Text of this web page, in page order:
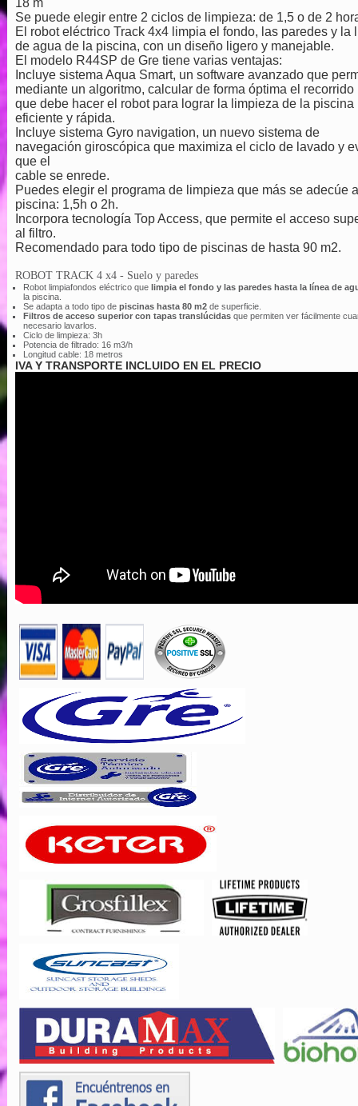
18 m
Se puede elegir entre 2 ciclos de limpieza: de 1,5 o de 2
El robot eléctrico Track 4x4 limpia el fondo, las paredes y la
de agua de la piscina, con un diseño ligero y manejable.
El modelo R44SP de Gre tiene varias ventajas:
Incluye sistema Aqua Smart, un software avanzado que
mediante un algoritmo, calcular de forma óptima el recorrido
que debe hacer el robot para lograr la limpieza de la piscina
eficiente y rápida.
Incluye sistema Gyro navigation, un nuevo sistema de
navegación giroscópica que maximiza el ciclo de lavado y
que el
cable se enrede.
Puedes elegir el programa de limpieza que más se adecúe
piscina: 1,5h o 2h.
Incorpora tecnología Top Access, que permite el acceso
al filtro.
Recomendado para todo tipo de piscinas de hasta 90 m2.
ROBOT TRACK 4 x4 - Suelo y paredes
Robot limpiafondos eléctrico que limpia el fondo y las paredes hasta la línea de
la piscina.
Se adapta a todo tipo de piscinas hasta 80 m2de superficie.
Filtros de acceso superior con tapas translúcidasque permiten ver fácilmente
necesario lavarlos.
Ciclo de limpieza: 3h
Potencia de filtrado: 16 m3/h
Longitud cable: 18 metros
IVA Y TRANSPORTE INCLUIDO EN EL PRECIO